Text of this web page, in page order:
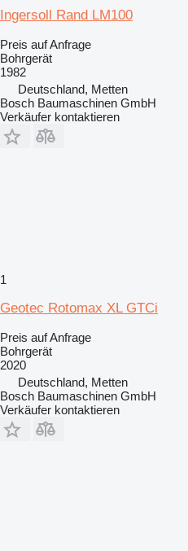
Ingersoll Rand LM100
Preis auf Anfrage
Bohrgerät
1982
Deutschland, Metten
Bosch Baumaschinen GmbH
Verkäufer kontaktieren
1
Geotec Rotomax XL GTCi
Preis auf Anfrage
Bohrgerät
2020
Deutschland, Metten
Bosch Baumaschinen GmbH
Verkäufer kontaktieren